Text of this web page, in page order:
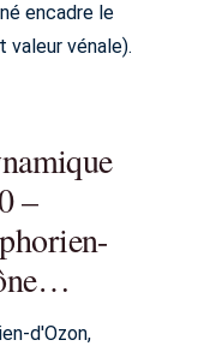
encadre le
vénale).
–
d'Ozon,